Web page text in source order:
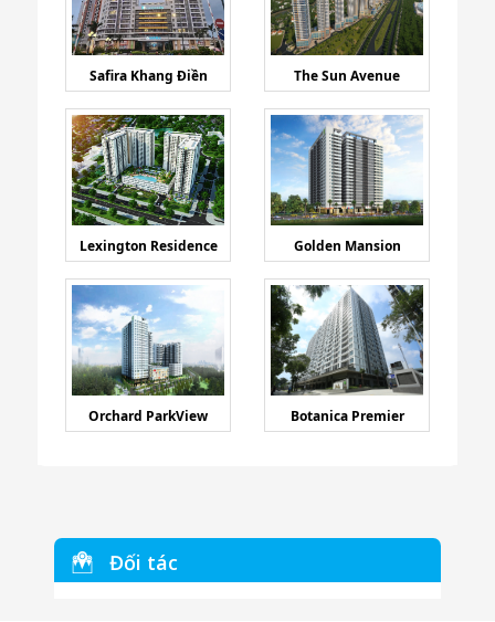
Safira Khang Điền The Sun Avenue
Lexington Residence Golden Mansion
Orchard ParkView Botanica Premier
Đối tác